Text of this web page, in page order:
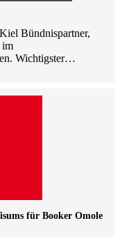
Bündnispartner,
im
Wichtigster…
für Booker Omole